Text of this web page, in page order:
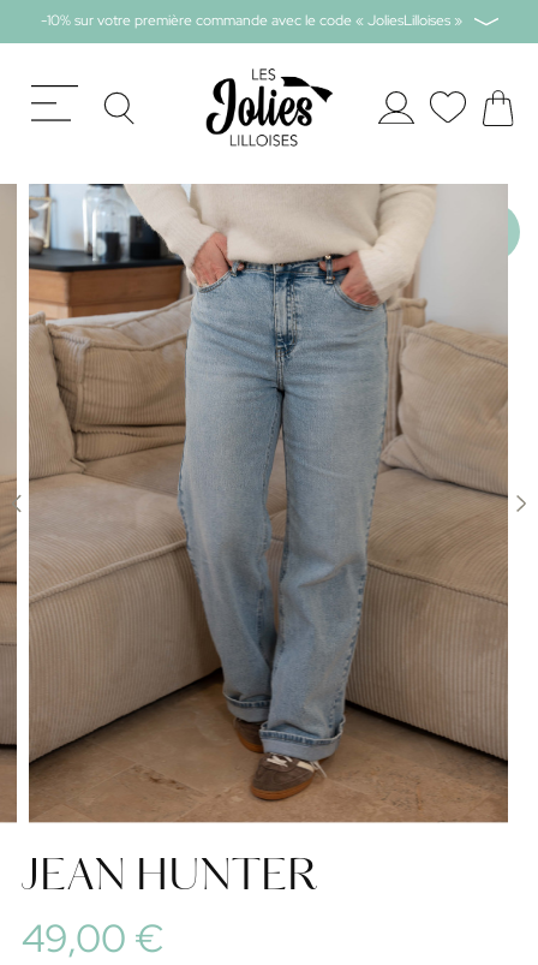
-10% sur votre première commande avec le code « JoliesLilloises »
JEAN HUNTER
49,00 €